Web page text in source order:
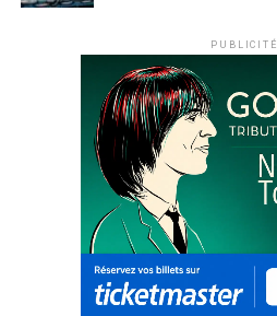
PUBLICITÉ